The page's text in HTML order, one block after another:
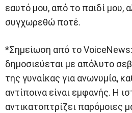
εαυτό μου, από το παιδί μου,
συγχωρεθώ ποτέ.
*Σημείωση από το
δημοσιεύεται με απόλυτο
της γυναίκας για ανωνυμία,
αντίποινα είναι εμφανής. Η
αντικατοπτρίζει παρόμοιες